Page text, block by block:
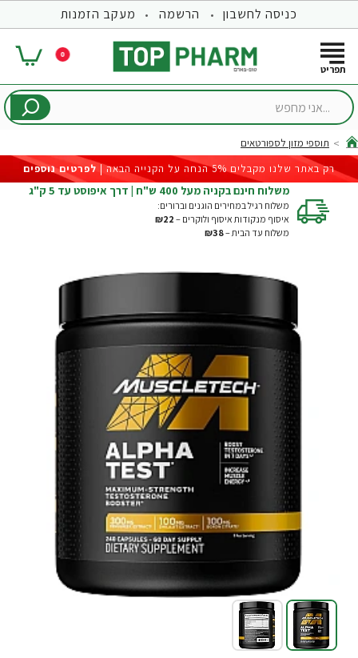
כניסה לחשבון הרשמה מעקב הזמנות
0
...אני
home
תוספי מזון לספורטאים
רק באתר שלנו מקבלים 5% הנחה על הקנייה הבאה |
לפרטים נוספים
משלוח חינם בקניה מעל 400 ש"ח | דרך איפוסט עד 5 ק"ג
משלוח רגיל במחירים הוגנים וברורים:
איסוף מנקודות איסוף ולוקרים – ₪22
משלוח עד הבית –₪38